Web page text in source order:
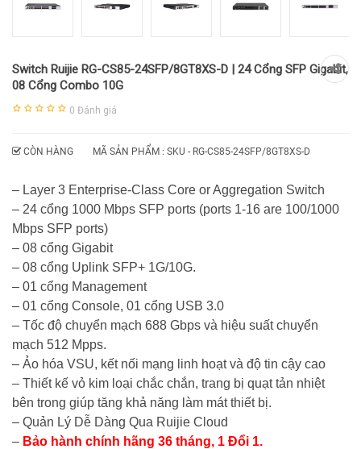
Switch Ruijie RG-CS85-24SFP/8GT8XS-D | 24 Cổng SFP Gigabit,
08 Cổng Combo 10G
0 Đánh giá
CÒN HÀNG MÃ SẢN PHẨM : SKU - RG-CS85-24SFP/8GT8XS-D
– Layer 3 Enterprise-Class Core or Aggregation Switch
– 24 cổng 1000 Mbps SFP ports (ports 1-16 are 100/1000
Mbps SFP ports)
– 08 cổng Gigabit
– 08 cổng Uplink SFP+ 1G/10G.
– 01 cổng Management
– 01 cổng Console, 01 cổng USB 3.0
– Tốc độ chuyển mạch 688 Gbps và hiệu suất chuyển
mạch 512 Mpps.
– Ảo hóa VSU, kết nối mạng linh hoạt và độ tin cậy cao
– Thiết kế vỏ kim loại chắc chắn, trang bị quạt tản nhiệt
bên trong giúp tăng khả năng làm mát thiết bị.
– Quản Lý Dễ Dàng Qua Ruijie Cloud
– Bảo hành chính hãng 36 tháng, 1 Đổi 1.